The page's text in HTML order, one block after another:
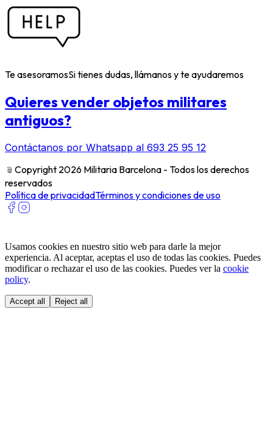
Te asesoramosSi tienes dudas, llámanos y te ayudaremos
Quieres vender objetos militares
antiguos?
Contáctanos por Whatsapp al 693 25 95 12
﹫ Copyright 2026 Militaria Barcelona - Todos los derechos
reservados
Política de privacidadTérminos y condiciones de uso
Usamos cookies en nuestro sitio web para darle la mejor
experiencia. Al aceptar, aceptas el uso de todas las cookies. Puedes
modificar o rechazar el uso de las cookies. Puedes ver la cookie
policy.
Accept all Reject all